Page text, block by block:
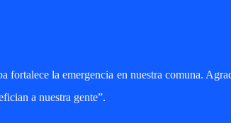
la emergencia en nuestra comuna.
a nuestra gente”.